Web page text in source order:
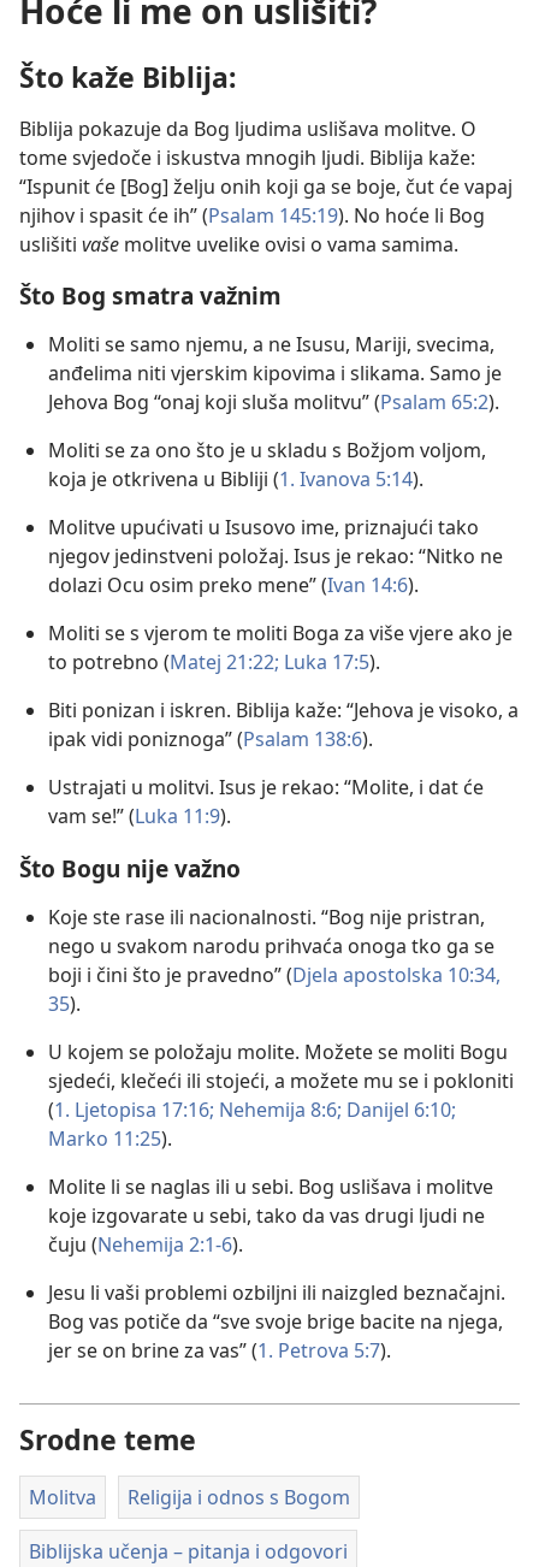
Hoće li me on uslišiti?
Što kaže Biblija:
Biblija pokazuje da Bog ljudima uslišava molitve. O
tome svjedoče i iskustva mnogih ljudi. Biblija kaže:
“Ispunit će [Bog] želju onih koji ga se boje, čut će vapaj
njihov i spasit će ih” (Psalam 145:19). No hoće li Bog
uslišiti vaše molitve uvelike ovisi o vama samima.
Što Bog smatra važnim
Moliti se samo njemu, a ne Isusu, Mariji, svecima,
anđelima niti vjerskim kipovima i slikama. Samo je
Jehova Bog “onaj koji sluša molitvu” (Psalam 65:2).
Moliti se za ono što je u skladu s Božjom voljom,
koja je otkrivena u Bibliji (1. Ivanova 5:14).
Molitve upućivati u Isusovo ime, priznajući tako
njegov jedinstveni položaj. Isus je rekao: “Nitko ne
dolazi Ocu osim preko mene” (Ivan 14:6).
Moliti se s vjerom te moliti Boga za više vjere ako je
to potrebno (Matej 21:22; Luka 17:5).
Biti ponizan i iskren. Biblija kaže: “Jehova je visoko, a
ipak vidi poniznoga” (Psalam 138:6).
Ustrajati u molitvi. Isus je rekao: “Molite, i dat će
vam se!” (Luka 11:9).
Što Bogu nije važno
Koje ste rase ili nacionalnosti. “Bog nije pristran,
nego u svakom narodu prihvaća onoga tko ga se
boji i čini što je pravedno” (Djela apostolska 10:34,
35).
U kojem se položaju molite. Možete se moliti Bogu
sjedeći, klečeći ili stojeći, a možete mu se i pokloniti
(1. Ljetopisa 17:16; Nehemija 8:6; Danijel 6:10;
Marko 11:25).
Molite li se naglas ili u sebi. Bog uslišava i molitve
koje izgovarate u sebi, tako da vas drugi ljudi ne
čuju (Nehemija 2:1-6).
Jesu li vaši problemi ozbiljni ili naizgled beznačajni.
Bog vas potiče da “sve svoje brige bacite na njega,
jer se on brine za vas” (1. Petrova 5:7).
Srodne teme
Molitva Religija i odnos s Bogom
Biblijska učenja – pitanja i odgovori